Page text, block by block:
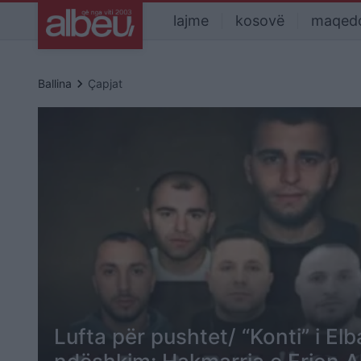
lajme kosovë
Ballina keyboard_arrow_right Çapjat
Lufta për pushtet/ “Konti” i